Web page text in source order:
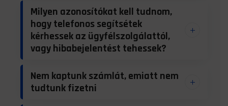
Milyen azonosítókat kell tudnom,
hogy telefonos segítsétek
kérhessek az ügyfélszolgálattól,
vagy hibabejelentést tehessek?
Nem kaptunk számlát, emiatt nem
tudtunk fizetni